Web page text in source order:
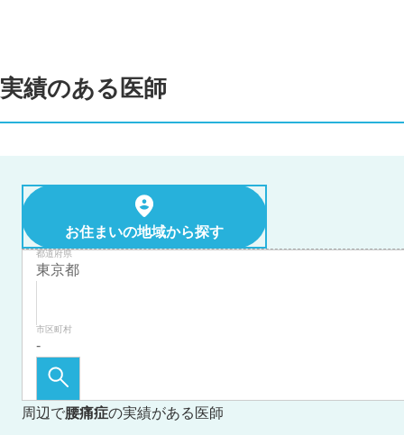
実績のある医師
お住まいの地域から探す
都道府県
市区町村
周辺で腰痛症の実績がある医師